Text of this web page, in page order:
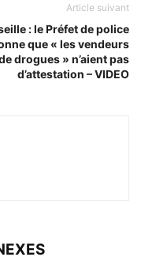
Article suivant
: le Préfet de police
que « les vendeurs
drogues » n’aient pas
d’attestation – VIDEO